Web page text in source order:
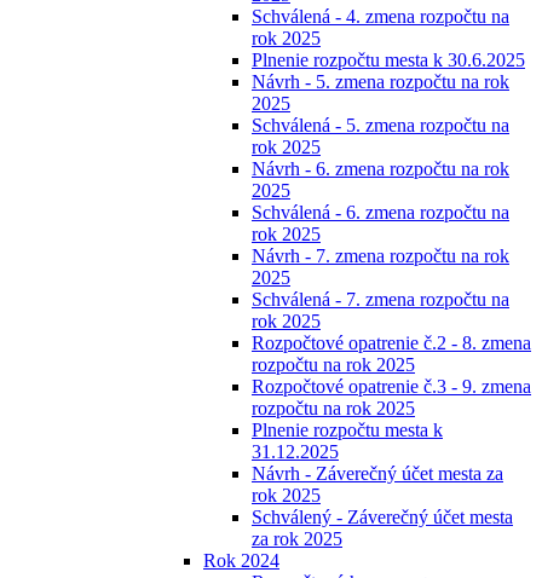
Schválená - 4. zmena rozpočtu na
rok 2025
Plnenie rozpočtu mesta k 30.6.2025
Návrh - 5. zmena rozpočtu na rok
2025
Schválená - 5. zmena rozpočtu na
rok 2025
Návrh - 6. zmena rozpočtu na rok
2025
Schválená - 6. zmena rozpočtu na
rok 2025
Návrh - 7. zmena rozpočtu na rok
2025
Schválená - 7. zmena rozpočtu na
rok 2025
Rozpočtové opatrenie č.2 - 8. zmena
rozpočtu na rok 2025
Rozpočtové opatrenie č.3 - 9. zmena
rozpočtu na rok 2025
Plnenie rozpočtu mesta k
31.12.2025
Návrh - Záverečný účet mesta za
rok 2025
Schválený - Záverečný účet mesta
za rok 2025
Rok 2024